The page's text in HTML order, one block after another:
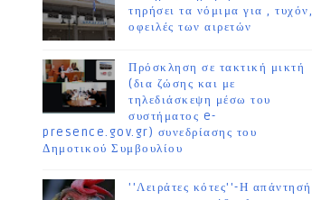
τηρήσει τα νόμιμα για , τυχόν,
οφειλές των αιρετών
Πρόσκληση σε τακτική μικτή
(δια ζώσης και με
τηλεδιάσκεψη μέσω του
συστήματος e-
presence.gov.gr) συνεδρίασης του
Δημοτικού Συμβουλίου
''Λειράτες κότες''-Η απάντησή